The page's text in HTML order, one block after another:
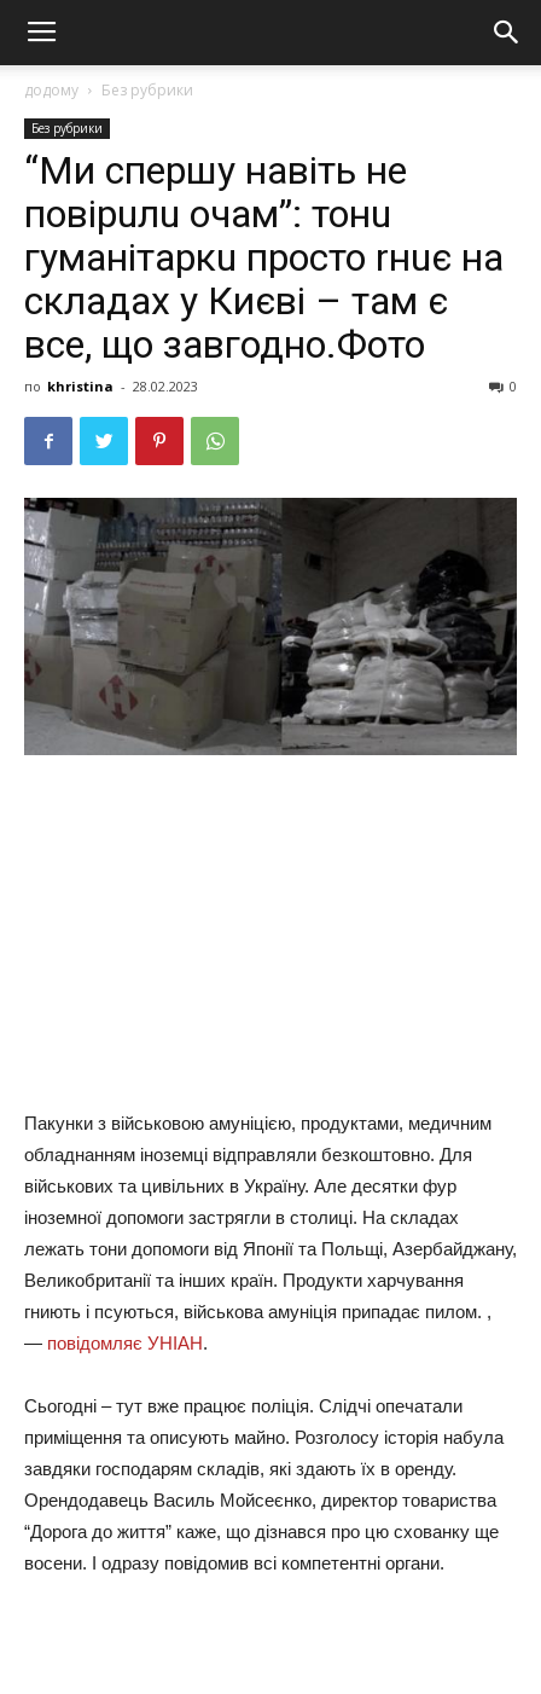
додому Без рубрики
Без рубрики
“Ми спершу навіть не
повірuлu очам”: тонu
гумaнітaркu просто rнuє на
склaдaх у Києвi – там є
все, що завгодно.Фoто
по khristina - 28.02.2023 0
Пакунки з військовою амуніцією, продуктами, медичним
обладнанням іноземці відправляли безкоштовно. Для
військових та цивільних в Україну. Але десятки фур
іноземної допомоги застрягли в столиці. На складах
лежать тони допомоги від Японії та Польщі, Азербайджану,
Великобританії та інших країн. Продукти харчування
гниють і псуються, військова амуніція припадає пилом. ,
— повідомляє УНІАН.
Сьогодні – тут вже працює поліція. Слідчі опечатали
приміщення та описують майно. Розголосу історія набула
завдяки господарям складів, які здають їх в оренду.
Орендодавець Василь Мойсеєнко, директор товариства
“Дорога до життя” каже, що дізнався про цю схованку ще
восени. І одразу повідомив всі компетентні органи.